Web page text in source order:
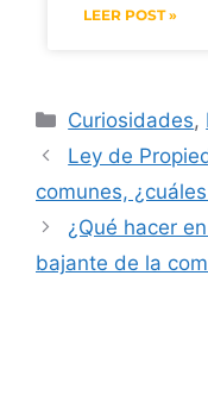
LEER POST »
Curiosidades,
Ley de
comunes,
¿Qué hacer
bajante de la